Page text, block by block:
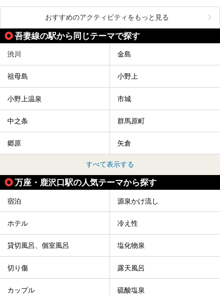
おすすめのアクティビティをもっと見る
吾妻線の駅から同じテーマで探す
渋川 金島
祖母島 小野上
小野上温泉 市城
中之条 群馬原町
郷原 矢倉
すべて表示する
万座・鹿沢口駅の人気テーマから探す
宿泊 源泉かけ流し
ホテル 冷え性
貸切風呂、個室風呂 塩化物泉
切り傷 露天風呂
カップル 硫酸塩泉